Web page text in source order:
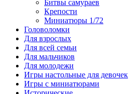
Битвы самураев
Крепости
Миниатюры 1/72
Головоломки
Для взрослых
Для всей семьи
Для мальчиков
Для молодежи
Игры настольные для девочек
Игры с миниатюрами